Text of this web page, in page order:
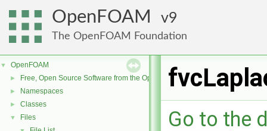
OpenFOAM 9
The OpenFOAM Foundation
▼ OpenFOAM
► Free, Open Source Software from the OpenFOAM Foundation
► Namespaces
► Classes
▼ Files Go to the